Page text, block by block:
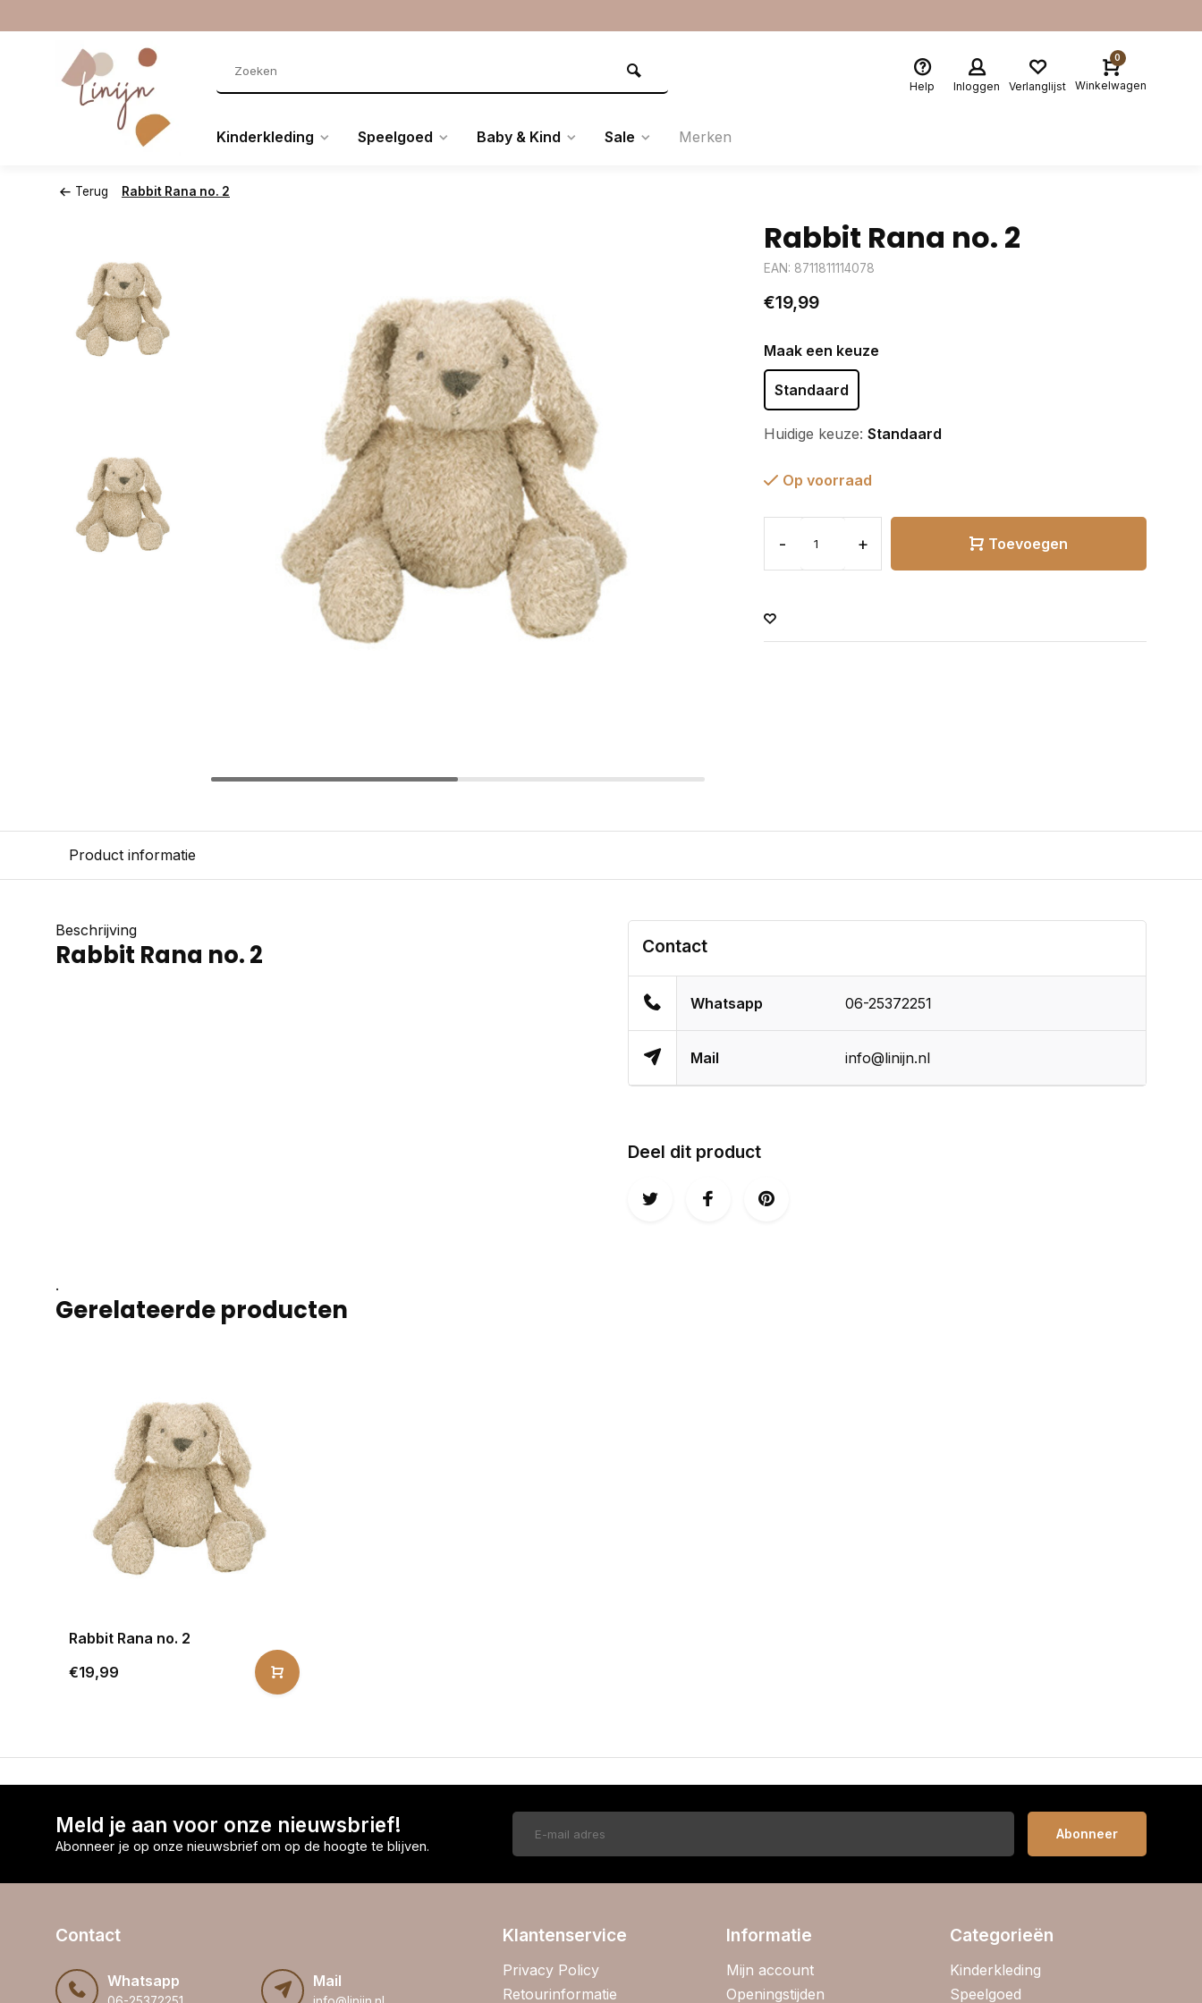
Help Inloggen Verlanglijst
0
Winkelwagen
Kinderkleding Speelgoed Baby & Kind Sale Merken
Terug Rabbit Rana no. 2
Rabbit Rana no. 2
EAN: 8711811114078
€19,99
Maak een keuze
Standaard
Huidige keuze: Standaard
Op voorraad
- + Toevoegen
Product informatie
Beschrijving
Rabbit Rana no. 2 Contact
Whatsapp 06-25372251
Mail info@linijn.nl
Deel dit product
.
Gerelateerde producten
Rabbit Rana no. 2
€19,99
Meld je aan voor onze nieuwsbrief!
Abonneer je op onze nieuwsbrief om op de hoogte te blijven.
Abonneer
Contact
Whatsapp Mail
Klantenservice
Privacy Policy
Retourinformatie
Informatie
Mijn account
Openingstijden
Categorieën
Kinderkleding
Speelgoed